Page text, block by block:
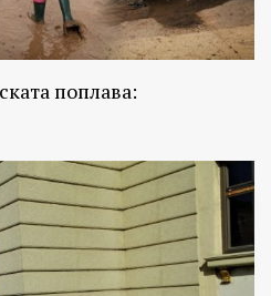
поплава: